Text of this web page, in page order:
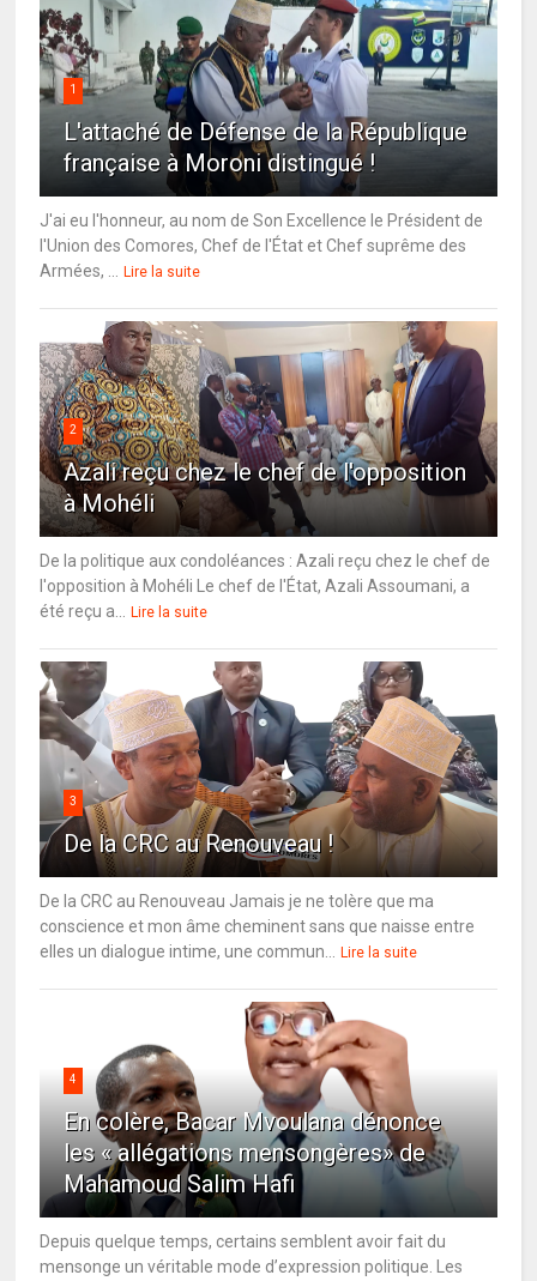
1
L'attaché de Défense de la République
française à Moroni distingué !
J'ai eu l'honneur, au nom de Son Excellence le Président de
l'Union des Comores, Chef de l'État et Chef suprême des
Armées, ...
Lire la suite
2
Azali reçu chez le chef de l'opposition
à Mohéli
De la politique aux condoléances : Azali reçu chez le chef de
l'opposition à Mohéli Le chef de l'État, Azali Assoumani, a
été reçu a...
Lire la suite
3
De la CRC au Renouveau !
De la CRC au Renouveau Jamais je ne tolère que ma
conscience et mon âme cheminent sans que naisse entre
elles un dialogue intime, une commun...
Lire la suite
4
En colère, Bacar Mvoulana dénonce
les « allégations mensongères» de
Mahamoud Salim Hafi
Depuis quelque temps, certains semblent avoir fait du
mensonge un véritable mode d’expression politique. Les